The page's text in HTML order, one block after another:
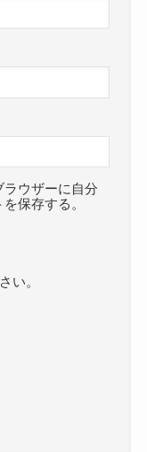
ウザーに自分
保存する。
い。